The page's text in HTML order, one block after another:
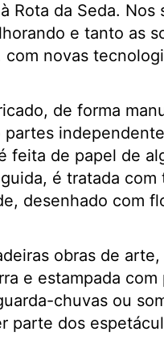
Rota da Seda. Nos
e tanto as
novas
de forma
feita de papel de
é tratada com
desenhado com
obras de arte,
e estampada com
chuvas ou
parte dos